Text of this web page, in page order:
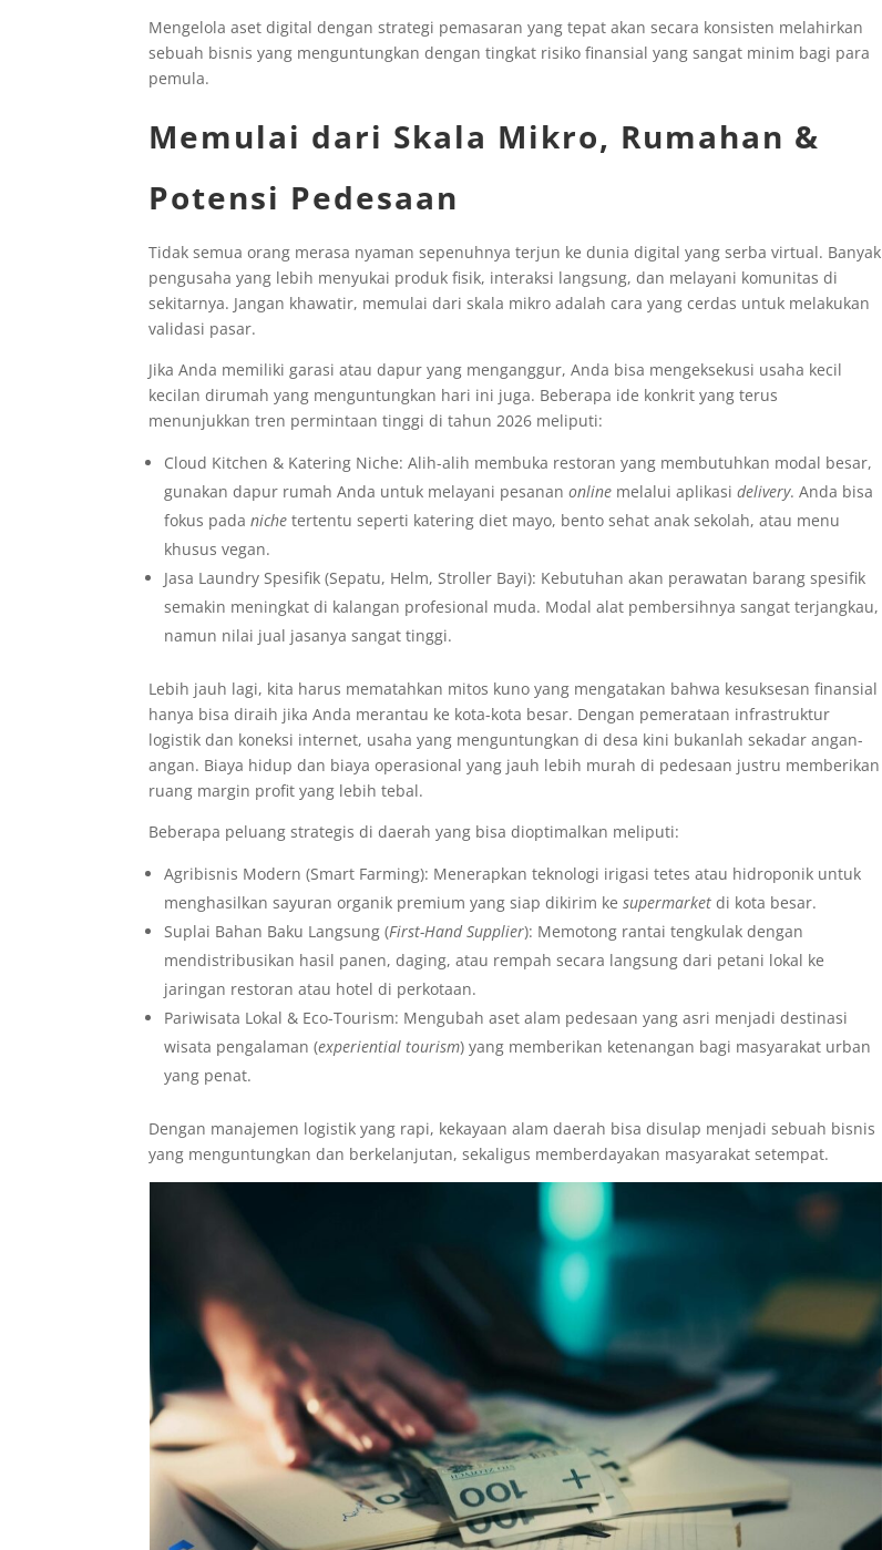
Mengelola aset digital dengan strategi pemasaran yang tepat akan secara konsisten melahirkan
sebuah bisnis yang menguntungkan dengan tingkat risiko finansial yang sangat minim bagi para
pemula.
Memulai dari Skala Mikro, Rumahan &
Potensi Pedesaan
Tidak semua orang merasa nyaman sepenuhnya terjun ke dunia digital yang serba virtual. Banyak
pengusaha yang lebih menyukai produk fisik, interaksi langsung, dan melayani komunitas di
sekitarnya. Jangan khawatir, memulai dari skala mikro adalah cara yang cerdas untuk melakukan
validasi pasar.
Jika Anda memiliki garasi atau dapur yang menganggur, Anda bisa mengeksekusi usaha kecil
kecilan dirumah yang menguntungkan hari ini juga. Beberapa ide konkrit yang terus
menunjukkan tren permintaan tinggi di tahun 2026 meliputi:
Cloud Kitchen & Katering Niche: Alih-alih membuka restoran yang membutuhkan modal besar,
gunakan dapur rumah Anda untuk melayani pesananonline melalui aplikasidelivery. Anda bisa
fokus padaniche tertentu seperti katering diet mayo, bento sehat anak sekolah, atau menu
khusus vegan.
Jasa Laundry Spesifik (Sepatu, Helm, Stroller Bayi): Kebutuhan akan perawatan barang spesifik
semakin meningkat di kalangan profesional muda. Modal alat pembersihnya sangat terjangkau,
namun nilai jual jasanya sangat tinggi.
Lebih jauh lagi, kita harus mematahkan mitos kuno yang mengatakan bahwa kesuksesan finansial
hanya bisa diraih jika Anda merantau ke kota-kota besar. Dengan pemerataan infrastruktur
logistik dan koneksi internet, usaha yang menguntungkan di desa kini bukanlah sekadar angan-
angan. Biaya hidup dan biaya operasional yang jauh lebih murah di pedesaan justru memberikan
ruang margin profit yang lebih tebal.
Beberapa peluang strategis di daerah yang bisa dioptimalkan meliputi:
Agribisnis Modern (Smart Farming): Menerapkan teknologi irigasi tetes atau hidroponik untuk
menghasilkan sayuran organik premium yang siap dikirim kesupermarket di kota besar.
Suplai Bahan Baku Langsung (First-Hand Supplier): Memotong rantai tengkulak dengan
mendistribusikan hasil panen, daging, atau rempah secara langsung dari petani lokal ke
jaringan restoran atau hotel di perkotaan.
Pariwisata Lokal & Eco-Tourism: Mengubah aset alam pedesaan yang asri menjadi destinasi
wisata pengalaman (experiential tourism) yang memberikan ketenangan bagi masyarakat urban
yang penat.
Dengan manajemen logistik yang rapi, kekayaan alam daerah bisa disulap menjadi sebuah bisnis
yang menguntungkan dan berkelanjutan, sekaligus memberdayakan masyarakat setempat.